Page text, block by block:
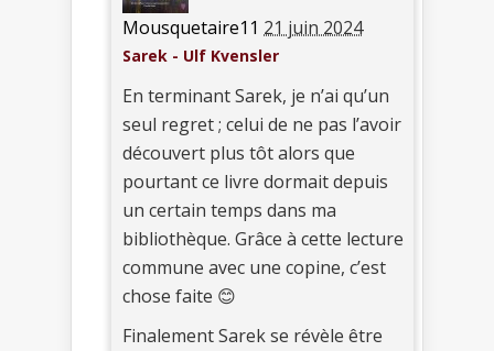
Mousquetaire11 21 juin 2024
Sarek - Ulf Kvensler
En terminant Sarek, je n’ai qu’un
seul regret ; celui de ne pas l’avoir
découvert plus tôt alors que
pourtant ce livre dormait depuis
un certain temps dans ma
bibliothèque. Grâce à cette lecture
commune avec une copine, c’est
chose faite 😊
Finalement Sarek se révèle être